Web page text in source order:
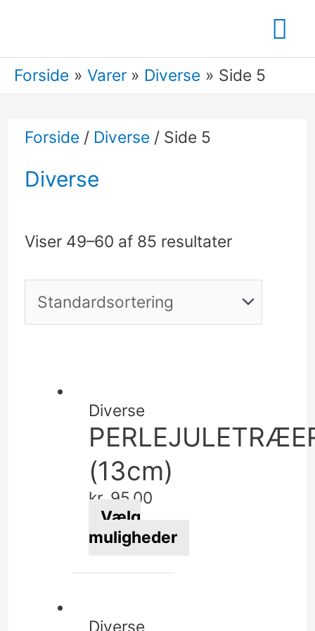
Forside Varer Diverse Side 5
Forside / Diverse / Side 5
Diverse
Viser 49–60 af 85 resultater
Diverse
(13cm)
kr. 95,00
Vælg
muligheder
vare
flere
Diverse